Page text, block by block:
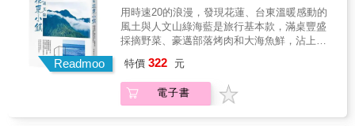
們，將挑剔的眼光從台北擴大到台灣22個縣
市，懷著一顆愛台灣的心，挑戰製作世界第一
本中英雙語的台灣風格旅遊書《GOOD EYE 台
灣挑剔指南》，收錄各地的風格店家、年度活
最佳起點。& && & 『 為 什 麼 需 要 這 本 書
？ 』 & 重新發現台灣的魅力 &rarr; 拿來練英文
也不錯（誤） 從此變身旅遊達人 &rarr; 可能會
好 地 方 。 』 & 旅行世界各國後，還是覺得台
灣最棒！ 這裡是亞洲最民主、最多元也最熱情
有趣的地方。 只要相處久了，就能確實體會台
民，但是我們是好國好人。」────言論自由鬥
士鄭南榕 如果要用一句話來介紹台灣，沒有
比這更好的描述， 如同台北是被低估的城市，
落的紅糯米、太魯閣族感恩祭與傳統美食，讓
旅人了解更多文化底蘊，以及充滿人情味的後
山美好。▍有最遙遠部落之稱、獲頒「全球百
大綠色旅遊地」殊榮的花蓮吉拉米代，吹著迷
人南風，翠綠稻田銜接湛藍天空，彷彿天空之
部落柑仔店牆面的符號和名字，衍生出一種在
地生存方式，販售的是親近土地與人的情感。
東西拿了就走，金額下個月再付，柑仔店的存
Readmoo
用時速20的浪漫，發現花蓮、台東溫暖感動的
風土與人文山綠海藍是旅行基本款，滿桌豐盛
採摘野菜、豪邁部落烤肉和大海魚鮮，沾上特
紅烏龍的甜香，美好在旅程中慢慢回甘。厭倦
了一成不變的都市旅行，歡迎你光臨花東小
鎮！即便是大海，從花蓮到台東，也有著不同
特價 322 元
電子書